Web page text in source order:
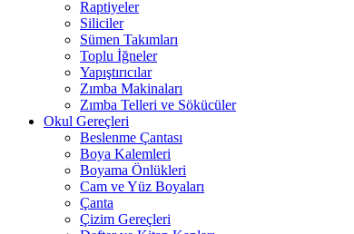
Raptiyeler
Siliciler
Sümen Takımları
Toplu İğneler
Yapıştırıcılar
Zımba Makinaları
Zımba Telleri ve Sökücüler
Okul Gereçleri
Beslenme Çantası
Boya Kalemleri
Boyama Önlükleri
Cam ve Yüz Boyaları
Çanta
Çizim Gereçleri